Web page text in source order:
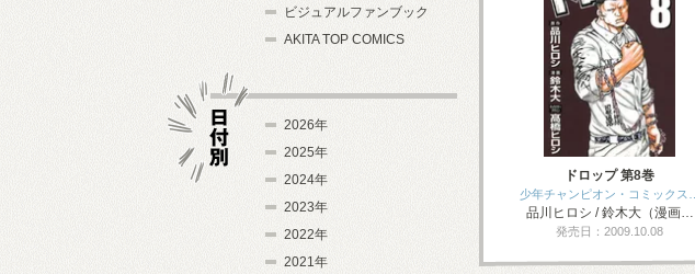
ドロップ 第8巻
少年チャンピオン・コミックス…
品川ヒロシ / 鈴木大（漫画…
発売日：2009.10.08
ビジュアルファンブック
AKITA TOP COMICS
2026年
2025年
2024年
2023年
2022年
2021年